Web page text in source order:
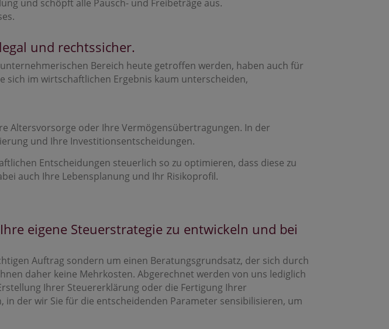
und schöpft alle Pausch- und Freibeträge aus.
und rechtssicher.
Bereich heute getroffen werden, haben auch für
sich im wirtschaftlichen Ergebnis kaum unterscheiden,
Altersvorsorge oder Ihre Vermögensübertragungen. In der
und Ihre Investitionsentscheidungen.
Entscheidungen steuerlich so zu optimieren, dass diese zu
auch Ihre Lebensplanung und Ihr Risikoprofil.
eigene Steuerstrategie zu entwickeln und bei
Auftrag sondern um einen Beratungsgrundsatz, der sich durch
daher keine Mehrkosten. Abgerechnet werden von uns lediglich
Ihrer Steuererklärung oder die Fertigung Ihrer
der wir Sie für die entscheidenden Parameter sensibilisieren, um